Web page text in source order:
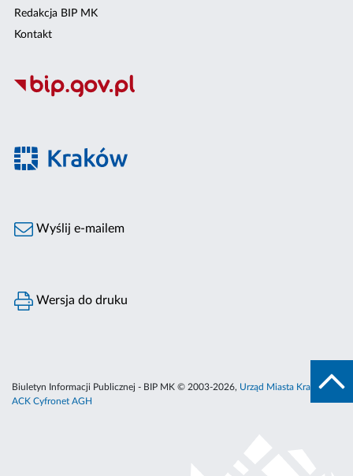
Redakcja BIP MK
Kontakt
Wyślij e-mailem
Wersja do druku
Biuletyn Informacji Publicznej - BIP MK © 2003-2026, Urząd Miasta Krakowa
ACK Cyfronet AGH